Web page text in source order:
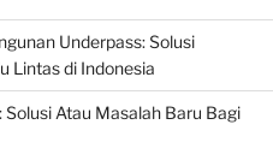
Underpass: Solusi
Lintas di Indonesia
Solusi Atau Masalah Baru Bagi